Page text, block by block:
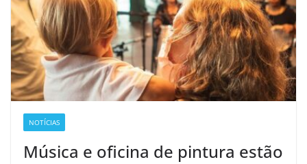
NOTÍCIAS
Música e oficina de pintura estão